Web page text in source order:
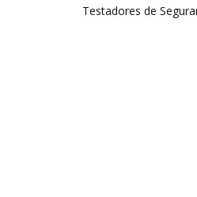
Testadores de